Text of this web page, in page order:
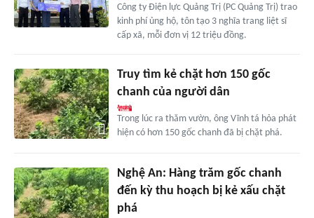
Công ty Điện lực Quảng Trị (PC Quảng Trị) trao
kinh phí ủng hộ, tôn tạo 3 nghĩa trang liệt sĩ
cấp xã, mỗi đơn vị 12 triệu đồng.
Truy tìm kẻ chặt hơn 150 gốc
chanh của người dân
Trong lúc ra thăm vườn, ông Vĩnh tá hỏa phát
hiện có hơn 150 gốc chanh đã bị chặt phá.
Nghệ An: Hàng trăm gốc chanh
đến kỳ thu hoạch bị kẻ xấu chặt
phá